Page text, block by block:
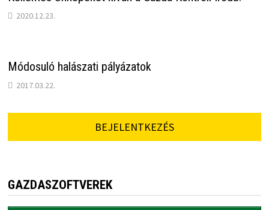
2020.12.23.
Módosuló halászati pályázatok
2017.03.22.
BEJELENTKEZÉS
GAZDASZOFTVEREK